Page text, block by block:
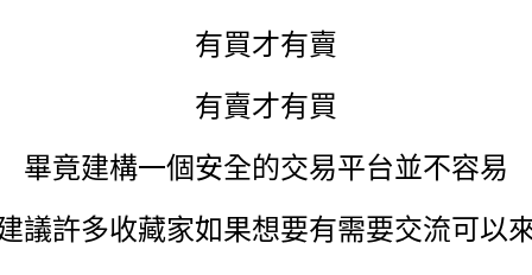
有買才有賣
有賣才有買
畢竟建構一個安全的交易平台並不容易
議許多收藏家如果想要有需要交流可以